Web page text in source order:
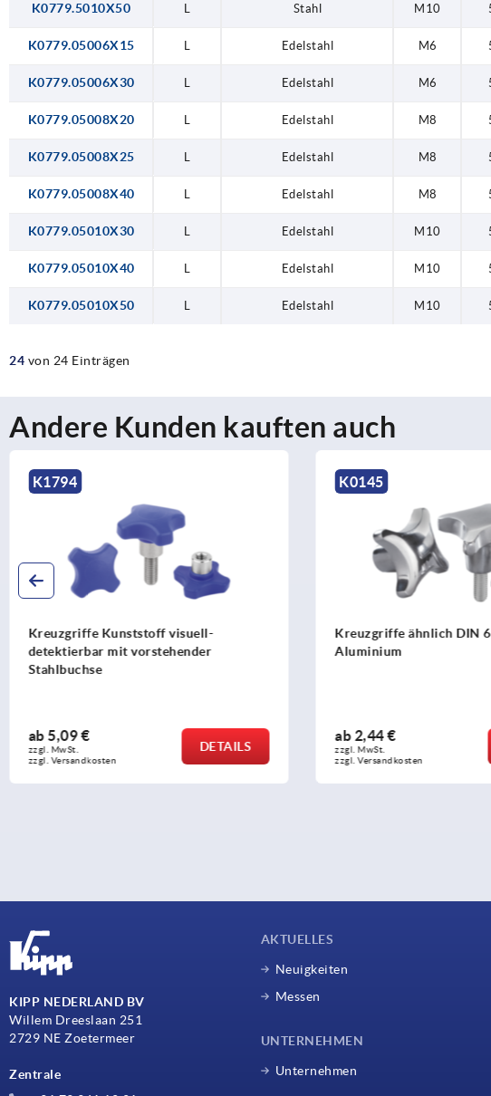
K0779.5010X50 L Stahl M10
K0779.05006X15 L Edelstahl M6
K0779.05006X30 L Edelstahl M6
K0779.05008X20 L Edelstahl M8
K0779.05008X25 L Edelstahl M8
K0779.05008X40 L Edelstahl M8
K0779.05010X30 L Edelstahl M10
K0779.05010X40 L Edelstahl M10
K0779.05010X50 L Edelstahl M10
24 von 24 Einträgen
Andere Kunden kauften auch
K1794
Kreuzgriffe Kunststoff visuell-
detektierbar mit vorstehender
Stahlbuchse
ab 5,09 €
zzgl. MwSt.
zzgl. Versandkosten
DETAILS
K0145
Kreuzgriffe ähnlich DIN
Aluminium
ab 2,44 €
zzgl. MwSt.
zzgl. Versandkosten
KIPP NEDERLAND BV
Willem Dreeslaan 251
2729 NE Zoetermeer
Zentrale
AKTUELLES
Neuigkeiten
Messen
UNTERNEHMEN
Unternehmen